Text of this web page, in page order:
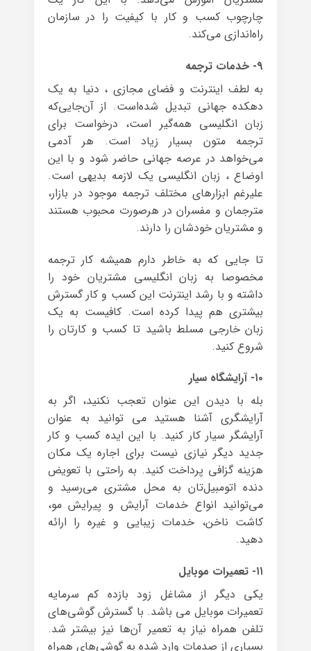
چارچوب کسب و کار با کیفیت را در سازمان
راه‌اندازی می‌کند.
۹- خدمات ترجمه
به لطف اینترنت و فضای مجازی ، دنیا به یک
دهکده‌ جهانی تبدیل شده‌است. از آن‌جایی‌که
زبان انگلیسی همه‌گیر است، درخواست برای
ترجمه متون بسیار زیاد است. هر آدمی
می‌خواهد در عرصه‌ جهانی حاضر شود و با این
اوضاع ، زبان انگلیسی یک لازمه‌ بدیهی است.
علیرغم ابزارهای مختلف ترجمه‌ موجود در بازار،
مترجمان و مفسران در هرصورت محبوب هستند
و مشتریان خودشان را دارند.
تا جایی که به خاطر دارم همیشه کار ترجمه
مخصوصا به زبان انگلیسی مشتریان خود را
داشته و با رشد اینترنت این کسب و کار گسترش
بیشتری هم پیدا کرده است. کافیست به یک
زبان خارجی مسلط باشید تا کسب و کارتان را
شروع کنید.
۱۰- آرایشگاه سیار
بله با دیدن این عنوان تعجب نکنید، اگر به
آرایشگری آشنا هستید می توانید به عنوان
آرایشگر سیار کار کنید. با این ایده کسب و کار
جدید دیگر نیازی نیست برای اجاره‌ یک مکان
هزینه‌ گزافی پرداخت کنید. به راحتی با تعویض
دنده‌ اتومبیل‌تان به محل مشتری می‌رسید و
می‌توانید انواع خدمات آرایش و پیرایش مو،
کاشت ناخن، خدمات زیبایی و غیره را ارائه
دهید.
۱۱- تعمیرات موبایل
یکی دیگر از مشاغل زود بازده کم سرمایه
تعمیرات موبایل می باشد. با گسترش گوشی‌های
تلفن همراه نیاز به تعمیر آن‌ها نیز بیشتر شد.
بسیاری از صدمات وارد شده به گوشی‌های همراه